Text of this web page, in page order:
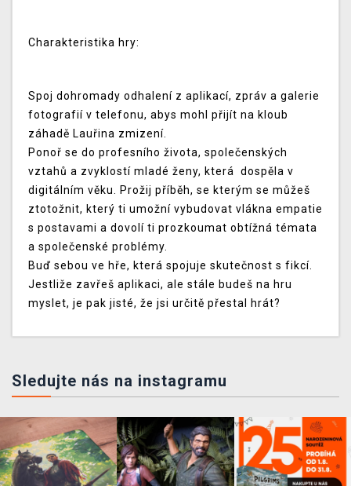
Charakteristika hry:
Spoj dohromady odhalení z aplikací, zpráv a galerie
fotografií v telefonu, abys mohl přijít na kloub
záhadě Lauřina zmizení.
Ponoř se do profesního života, společenských
vztahů a zvyklostí mladé ženy, která dospěla v
digitálním věku. Prožij příběh, se kterým se můžeš
ztotožnit, který ti umožní vybudovat vlákna empatie
s postavami a dovolí ti prozkoumat obtížná témata
a společenské problémy.
Buď sebou ve hře, která spojuje skutečnost s fikcí.
Jestliže zavřeš aplikaci, ale stále budeš na hru
myslet, je pak jisté, že jsi určitě přestal hrát?
Sledujte nás na instagramu